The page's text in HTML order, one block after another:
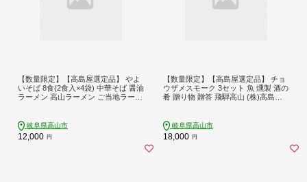
【数量限定】【高島屋選定品】 やよ
いそば 8食(2食入×4袋) 中華そば 醤油
ラーメン 高山ラーメン ご当地ラーメ
岐阜県高山市
12,000 円
【数量限定】【高島屋選定品】 チョ
ウザメスモーク 3セット 魚 燻製 酒の
肴 贈り物 贈答 飛騨高山 (株)高島屋 A
岐阜県高山市
18,000 円